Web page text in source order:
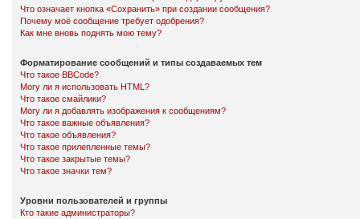
Что означает кнопка «Сохранить» при создании сообщения?
Почему моё сообщение требует одобрения?
Как мне вновь поднять мою тему?
Форматирование сообщений и типы создаваемых тем
Что такое BBCode?
Могу ли я использовать HTML?
Что такое смайлики?
Могу ли я добавлять изображения к сообщениям?
Что такое важные объявления?
Что такое объявления?
Что такое прилепленные темы?
Что такое закрытые темы?
Что такое значки тем?
Уровни пользователей и группы
Кто такие администраторы?